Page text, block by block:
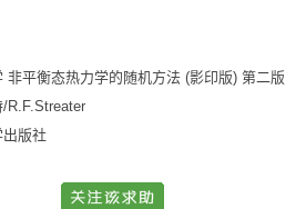
非平衡态热力学的随机方法 (影印版) 第二版
R.F.Streater
出版社